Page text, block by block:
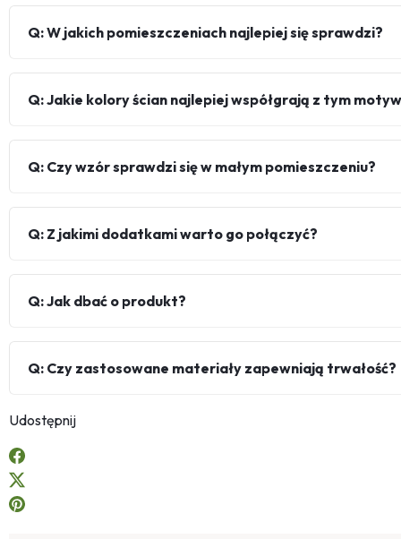
Q: W jakich pomieszczeniach najlepiej się sprawdzi?
Q: Jakie kolory ścian najlepiej współgrają z tym
Q: Czy wzór sprawdzi się w małym pomieszczeniu?
Q: Z jakimi dodatkami warto go połączyć?
Q: Jak dbać o produkt?
Q: Czy zastosowane materiały zapewniają trwałość?
Udostępnij